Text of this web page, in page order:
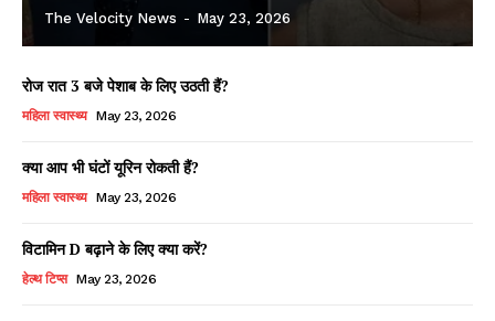
The Velocity News - May 23, 2026
रोज रात 3 बजे पेशाब के लिए उठती हैं?
महिला स्वास्थ्य May 23, 2026
क्या आप भी घंटों यूरिन रोकती हैं?
महिला स्वास्थ्य May 23, 2026
विटामिन D बढ़ाने के लिए क्या करें?
हेल्थ टिप्स May 23, 2026